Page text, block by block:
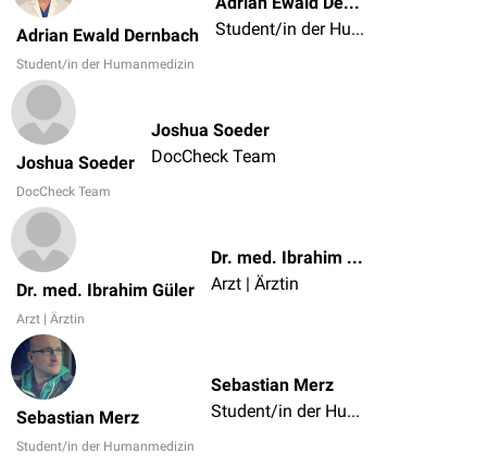
Adrian Ewald Dernbach
Student/in der Humanmedizin
Student/in der Humanmedizin
Joshua Soeder
DocCheck Team
Joshua Soeder
DocCheck Team
Dr. med. Ibrahim Güler
Arzt | Ärztin
Dr. med. Ibrahim Güler
Arzt | Ärztin
Sebastian Merz
Student/in der Humanmedizin
Sebastian Merz
Student/in der Humanmedizin